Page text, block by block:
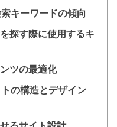
キーワードの傾向
探す際に使用するキ
ツの最適化
の構造とデザイン